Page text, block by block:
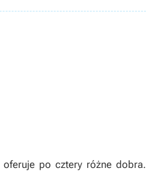
po cztery różne dobra.